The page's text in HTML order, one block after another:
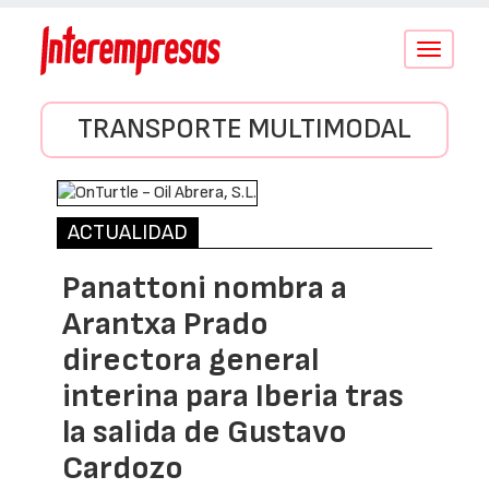
Conmutar
TRANSPORTE MULTIMODAL
ACTUALIDAD
Panattoni nombra a
Arantxa Prado
directora general
interina para Iberia tras
la salida de Gustavo
Cardozo